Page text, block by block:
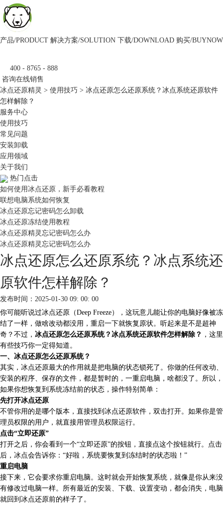
产品/PRODUCT 解决方案/SOLUTION 下载/DOWNLOAD 购买/BUYNOW
400 - 8765 - 888
咨询在线销售
冰点还原精灵 > 使用技巧 > 冰点还原怎么还原系统？冰点系统还原软件
怎样解除？
服务中心
使用技巧
常见问题
安装卸载
应用领域
关于我们
热门点击
如何使用冰点还原，新手必看教程
联想电脑系统如何恢复
冰点还原忘记密码怎么卸载
冰点还原冻结使用教程
冰点还原精灵忘记密码怎么办
冰点还原精灵忘记密码怎么办
冰点还原怎么还原系统？冰点系统还
原软件怎样解除？
发布时间：2025-01-30 09: 00: 00
你可能听说过冰点还原（Deep Freeze），这玩意儿能让你的电脑好像被冻
结了一样，做啥改动都没用，重启一下就恢复原状。听起来是不是超神
奇？不过， 冰点还原怎么还原系统？冰点系统还原软件怎样解除？ ，这里
有些技巧你一定得知道。
一、冰点还原怎么还原系统？
其实，冰点还原最大的作用就是把电脑的状态锁死了。你做的任何改动、
安装的程序、保存的文件，都是暂时的，一重启电脑，啥都没了。所以，
如果你想恢复到系统冻结前的状态，操作特别简单：
先打开冰点还原
不管你用的是哪个版本，直接找到冰点还原软件，双击打开。如果你是管
理员权限的用户，就直接用管理员权限运行。
点击“立即还原”
打开之后，你会看到一个“立即还原”的按钮，直接点这个按钮就行。点击
后，冰点会告诉你：“好啦，系统要恢复到冻结时的状态啦！”
重启电脑
接下来，它会要求你重启电脑。这时就会开始恢复系统，就像是你从来没
有修改过电脑一样。所有最近的安装、下载、设置变动，都会消失，电脑
就回到冰点还原前的样子了。